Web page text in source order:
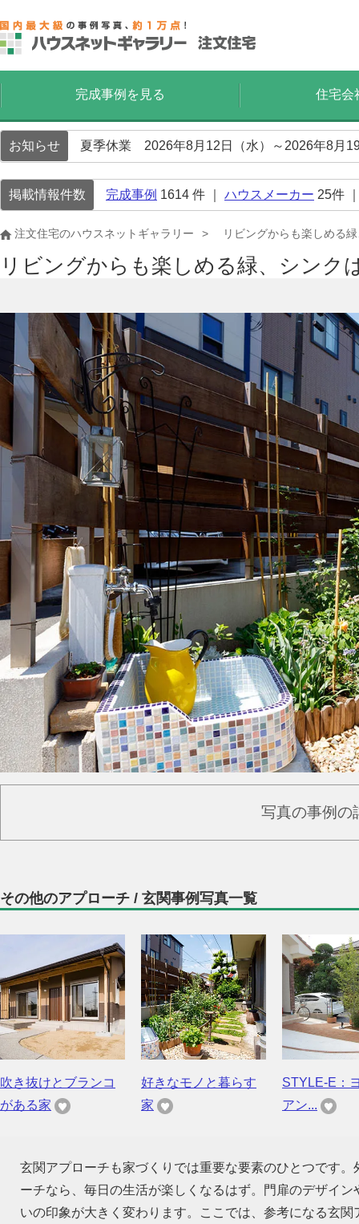
完成事例を見る 住宅会
お知らせ 夏季休業 2026年8月12日（水）～2026年8月
掲載情報件数 完成事例 1614 件 ｜ ハウスメーカー 25件
注文住宅のハウスネットギャラリー リビングからも楽しめる
リビングからも楽しめる緑、シン
写真の事例の
その他のアプローチ / 玄関事例写真一覧
吹き抜けとブランコ
がある家
好きなモノと暮らす
家
STYLE-E：
アン...
玄関アプローチも家づくりでは重要な要素のひとつです
ーチなら、毎日の生活が楽しくなるはず。門扉のデザイ
いの印象が大きく変わります。ここでは、参考になる玄